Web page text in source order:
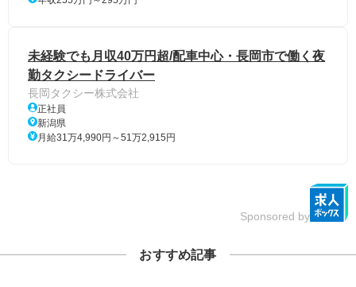
未経験でも月収40万円超/配車中心・長岡市で働く夜
勤タクシードライバー
長岡タクシー株式会社
正社員
新潟県
月給31万4,990円～51万2,915円
Sponsored by
おすすめ記事